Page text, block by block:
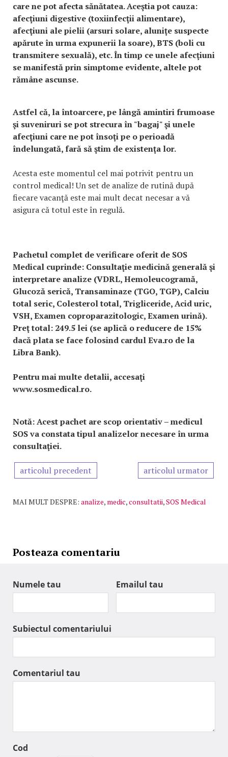
care ne pot afecta sănătatea. Aceştia pot cauza:
afecţiuni digestive (toxiinfecţii alimentare),
afecţiuni ale pielii (arsuri solare, aluniţe suspecte
apărute în urma expunerii la soare), BTS (boli cu
transmitere sexuală), etc. În timp ce unele afecţiuni
se manifestă prin simptome evidente, altele pot
rămâne ascunse.
Astfel că, la întoarcere, pe lângă amintiri frumoase
şi suveniruri se pot strecura în "bagaj" şi unele
afecţiuni care ne pot însoţi pe o perioadă
îndelungată, fară să ştim de existenţa lor.
Acesta este momentul cel mai potrivit pentru un
control medical! Un set de analize de rutină după
fiecare vacanţă este mai mult decat necesar a vă
asigura că totul este în regulă.
Pachetul complet de verificare oferit de SOS
Medical cuprinde: Consultaţie medicină generală şi
interpretare analize (VDRL, Hemoleucogramă,
Glucoză serică, Transaminaze (TGO, TGP), Calciu
total seric, Colesterol total, Trigliceride, Acid uric,
VSH, Examen coproparazitologic, Examen urină).
Preţ total: 249.5 lei (se aplică o reducere de 15%
dacă plata se face folosind cardul Eva.ro de la
Libra Bank).
Pentru mai multe detalii, accesaţi
www.sosmedical.ro.
Notă: Acest pachet are scop orientativ – medicul
SOS va constata tipul analizelor necesare în urma
consultaţiei.
articolul precedent articolul urmator
MAI MULT DESPRE: analize, medic,consultatii,SOS Medical
Posteaza comentariu
Numele tau Emailul tau
Subiectul comentariului
Comentariul tau
Cod